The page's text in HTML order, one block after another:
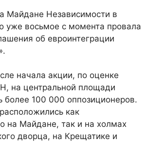
Майдане Независимости в
уже восьмое с момента провала
об евроинтеграции
начала акции, по оценке
на центральной площади
более 100 000 оппозиционеров.
как
на Майдане, так и на холмах
дворца, на Крещатике и